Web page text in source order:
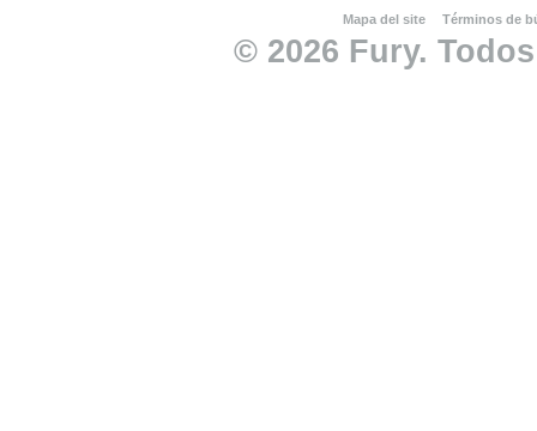
Mapa del site Términos de
© 2026 Fury.